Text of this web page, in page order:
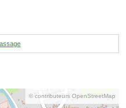
© contributeurs OpenStreetMap